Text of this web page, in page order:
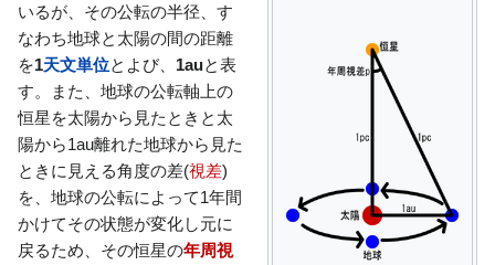
いるが、その公転の半径、す
なわち地球と太陽の間の距離
を1天文単位とよび、 1auと表
す。また、地球の公転軸上の
恒星を太陽から見たときと太
陽から1au離れた地球から見た
ときに見える角度の差(視差)
を、地球の公転によって1年間
かけてその状態が変化し元に
戻るため、その恒星の年周視